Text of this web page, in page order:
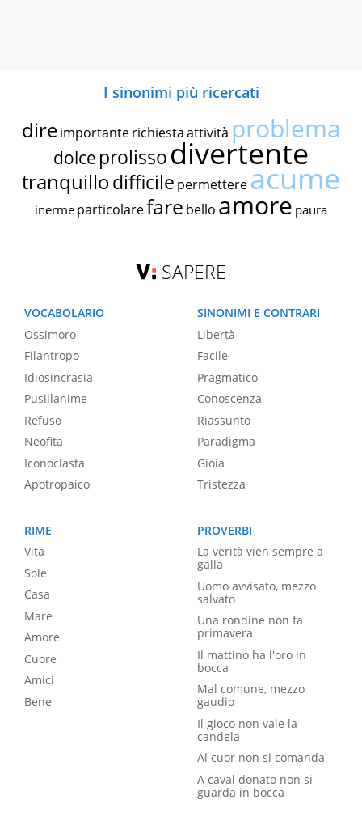
I sinonimi più ricercati
dire importante richiestaattività problema
dolce prolissodivertente
tranquillodifficile permettereacume
inerme particolarefare bello amore paura
SAPERE
VOCABOLARIO
Ossimoro
Filantropo
Idiosincrasia
Pusillanime
Refuso
Neofita
Iconoclasta
Apotropaico
SINONIMI E CONTRARI
Libertà
Facile
Pragmatico
Conoscenza
Riassunto
Paradigma
Gioia
Tristezza
RIME
Vita
Sole
Casa
Mare
Amore
Cuore
Amici
Bene
PROVERBI
La verità vien sempre a
galla
Uomo avvisato, mezzo
salvato
Una rondine non fa
primavera
Il mattino ha l'oro in
bocca
Mal comune, mezzo
gaudio
Il gioco non vale la
candela
Al cuor non si comanda
A caval donato non si
guarda in bocca